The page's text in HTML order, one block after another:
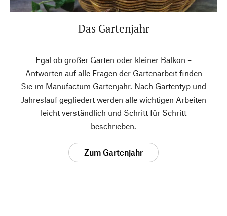
Das Gartenjahr
Egal ob großer Garten oder kleiner Balkon –
Antworten auf alle Fragen der Gartenarbeit finden
Sie im Manufactum Gartenjahr. Nach Gartentyp und
Jahreslauf gegliedert werden alle wichtigen Arbeiten
leicht verständlich und Schritt für Schritt
beschrieben.
Zum Gartenjahr